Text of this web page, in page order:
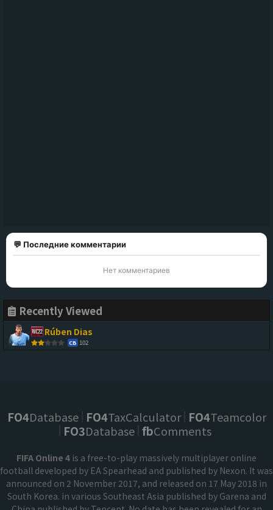
💬 Последние комментарии
Нет комментариев
Recently Viewed
Rúben Dias
CB 102
FO4Database FO4TaxCalculator FO4Teamcolor
FO3Database fbComments
FIFA Online 4 is a free-to-play massively multiplayer online
football developed by EA Spearhead and published by Nexon. It was
announced on 2 November 2017, and released on 17 May 2018 in
South Korea. in various Southeast Asia published by Garena and